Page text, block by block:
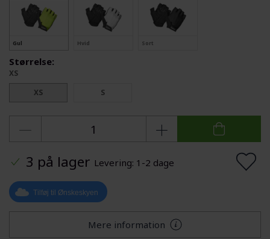
Gul Hvid Sort
Størrelse:
XS
XS
S
3 på lager Levering: 1-2 dage
Tilføj til Ønskeskyen
Mere information